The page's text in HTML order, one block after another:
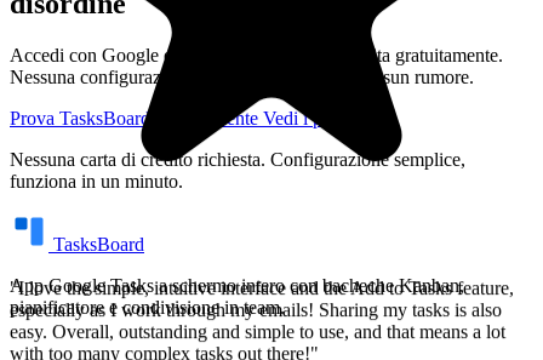
GC
Greg Cantori
Accedi con Google e usa la bacheca attività pulita gratuitamente.
Nessuna configurazione, nessun onboarding, nessun rumore.
Prova TasksBoard gratuitamente Vedi i prezzi
Nessuna carta di credito richiesta. Configurazione semplice,
funziona in un minuto.
TasksBoard
App Google Tasks a schermo intero con bacheche Kanban,
pianificatore e condivisione in team.